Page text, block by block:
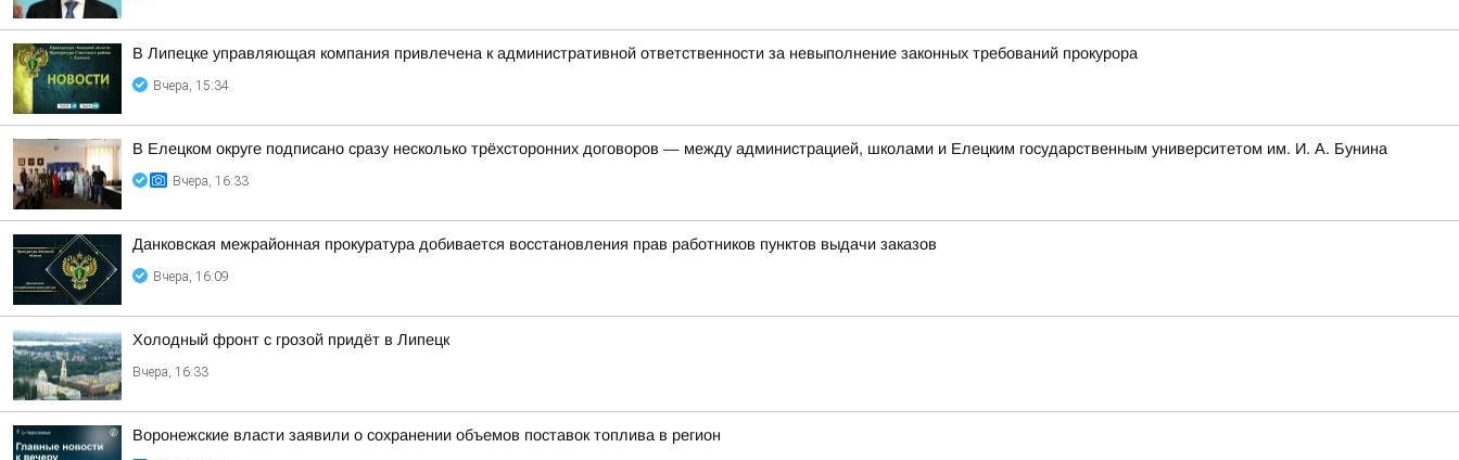
В Липецке управляющая компания привлечена к административной ответственности за невыполнение законных требований прокурора
Вчера, 15:34
В Елецком округе подписано сразу несколько трёхсторонних договоров — между администрацией, школами и Елецким государственным университетом им. И. А. Бунина
Вчера, 16:33
Данковская межрайонная прокуратура добивается восстановления прав работников пунктов выдачи заказов
Вчера, 16:09
Холодный фронт с грозой придёт в Липецк
Вчера, 16:33
Воронежские власти заявили о сохранении объемов поставок топлива в регион